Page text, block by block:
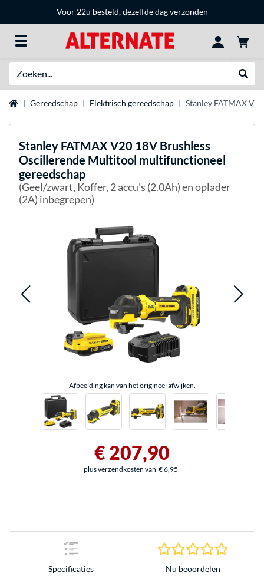
Voor 22u besteld, dezelfde dag verzonden
HomeGereedschap Elektrisch gereedschap Stanley FATMAX
Stanley FATMAX V20 18V Brushless
Oscillerende Multitool multifunctioneel
gereedschap
(Geel/zwart, Koffer, 2 accu's (2.0Ah) en oplader
(2A) inbegrepen)
Afbeelding kan van het origineel afwijken.
€ 207,90
plus verzendkosten van € 6,95
Specificaties Nu beoordelen